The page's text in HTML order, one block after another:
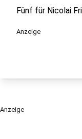
Fünf für Nicolai
Anzeige
Anzeige